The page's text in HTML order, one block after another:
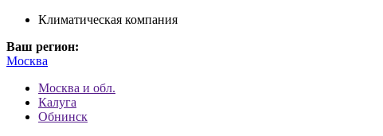
Климатическая компания
Ваш регион:
Москва
Москва и обл.
Калуга
Обнинск